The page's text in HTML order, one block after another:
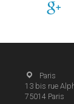
Paris
13 bis rue
75014 Paris